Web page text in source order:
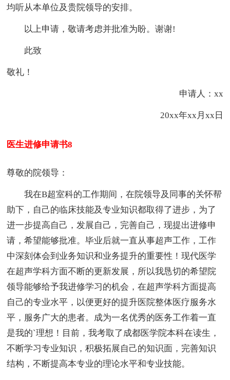
均听从本单位及贵院领导的安排。
以上申请，敬请考虑并批准为盼。谢谢!
此致
敬礼！
申请人：xx
20xx年xx月xx日
医生进修申请书8
尊敬的院领导：
我在B超室科的工作期间，在院领导及同事的关怀帮
助下，自己的临床技能及专业知识都取得了进步，为了
进一步提高自己，发展自己，完善自己，现提出进修申
请，希望能够批准。毕业后就一直从事超声工作，工作
中深刻体会到业务知识和业务提升的重要性！现代医学
在超声学科方面不断的更新发展，所以我恳切的希望院
领导能够给予我进修学习的机会，在超声学科方面提高
自己的专业水平，以便更好的提升医院整体医疗服务水
平，服务广大的患者。成为一名优秀的医务工作着一直
是我的`理想！目前，我考取了成都医学院本科在读生，
不断学习专业知识，积极拓展自己的知识面，完善知识
结构，不断提高本专业的理论水平和专业技能。